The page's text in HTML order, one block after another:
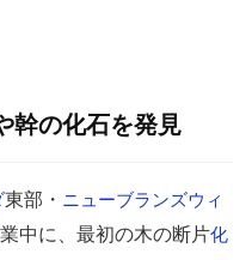
幹の化石を発見
東部・ ニューブランズウィ
中に、最初の木の断片化